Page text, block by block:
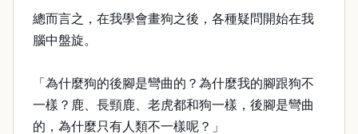
總而言之，在我學會畫狗之後，各種疑問開始在我
腦中盤旋。
「為什麼狗的後腳是彎曲的？為什麼我的腳跟狗不
一樣？鹿、長頸鹿、老虎都和狗一樣，後腳是彎曲
的，為什麼只有人類不一樣呢？」